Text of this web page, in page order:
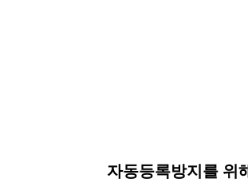
자동등록방지를 위